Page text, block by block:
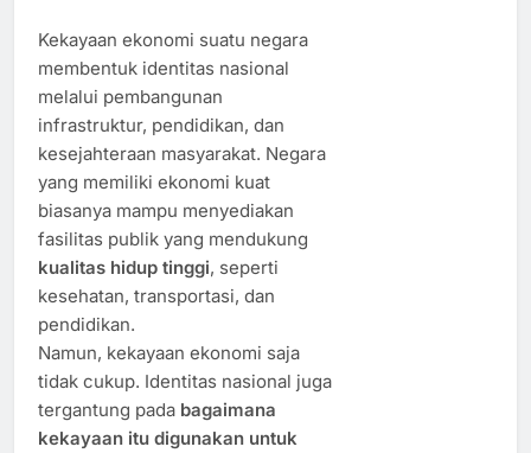
Kekayaan ekonomi suatu negara
membentuk identitas nasional
melalui pembangunan
infrastruktur, pendidikan, dan
kesejahteraan masyarakat. Negara
yang memiliki ekonomi kuat
biasanya mampu menyediakan
fasilitas publik yang mendukung
kualitas hidup tinggi, seperti
kesehatan, transportasi, dan
pendidikan.
Namun, kekayaan ekonomi saja
tidak cukup. Identitas nasional juga
tergantung pada bagaimana
kekayaan itu digunakan untuk